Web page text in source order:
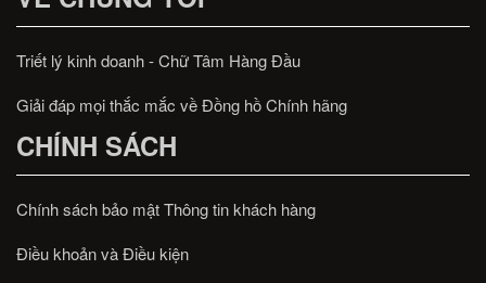
Triết lý kinh doanh - Chữ Tâm Hàng Đầu
Giải đáp mọi thắc mắc về Đồng hồ Chính hãng
CHÍNH SÁCH
Chính sách bảo mật Thông tin khách hàng
Điều khoản và Điều kiện